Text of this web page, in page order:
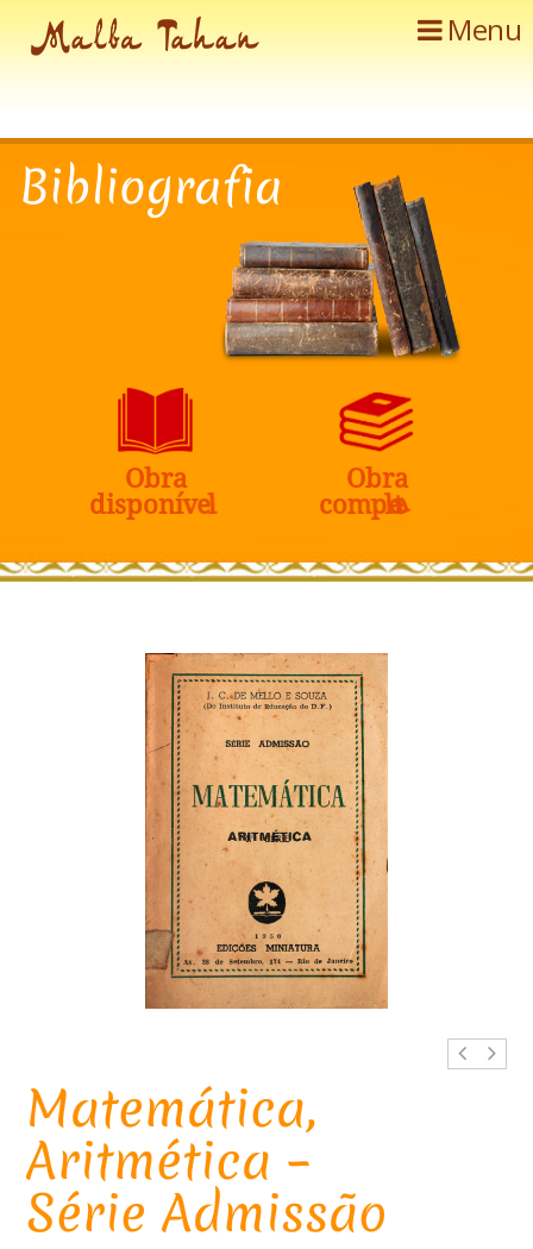
Menu
Bibliografia
Obra
disponível
Obra
comple
Matemática,
Aritmética –
Série Admissão